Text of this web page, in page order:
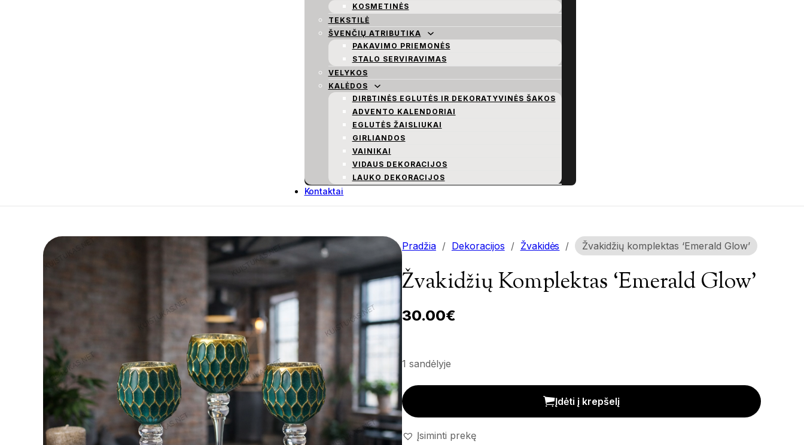
KOSMETINĖS
TEKSTILĖ
ŠVENČIŲ ATRIBUTIKA
PAKAVIMO PRIEMONĖS
STALO SERVIRAVIMAS
VELYKOS
KALĖDOS
DIRBTINĖS EGLUTĖS IR DEKORATYVINĖS ŠAKOS
ADVENTO KALENDORIAI
EGLUTĖS ŽAISLIUKAI
GIRLIANDOS
VAINIKAI
VIDAUS DEKORACIJOS
LAUKO DEKORACIJOS
Kontaktai
Pradžia / Dekoracijos / Žvakidės / Žvakidžių komplektas ‘Emerald Glow’
Žvakidžių Komplektas ‘Emerald Glow’
30.00€
1 sandėlyje
Žvakidžių komplektas 'Emerald Glow' kiekis
Įdėti į krepšelį
Įsiminti prekę